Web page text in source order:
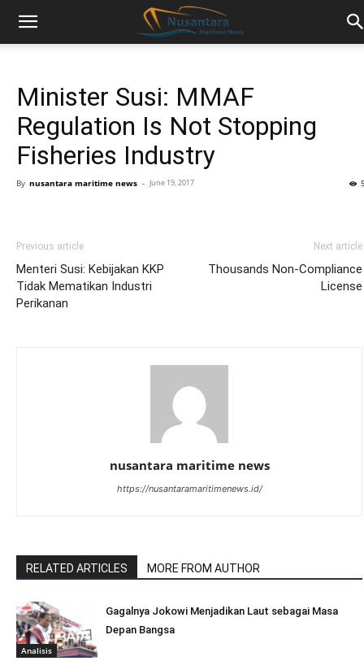
Minister Susi: MMAF
Regulation Is Not Stopping
Fisheries Industry
By nusantara maritime news - June 19, 2017
Previous article
Menteri Susi: Kebijakan KKP
Tidak Mematikan Industri
Perikanan
Next article
Thousands Non-Compliance
License
nusantara maritime news
https://nusantaramaritimenews.id/
RELATED ARTICLES MORE FROM AUTHOR
Analisis
Gagalnya Jokowi Menjadikan Laut sebagai Masa
Depan Bangsa